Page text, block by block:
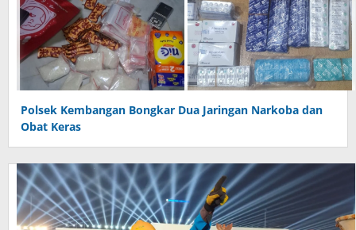
Polsek Kembangan Bongkar Dua Jaringan Narkoba dan
Obat Keras